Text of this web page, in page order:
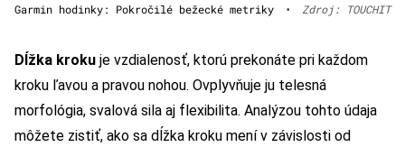
Garmin hodinky: Pokročilé bežecké metriky • Zdroj: TOUCHIT
Dĺžka kroku je vzdialenosť, ktorú prekonáte pri každom
kroku ľavou a pravou nohou. Ovplyvňuje ju telesná
morfológia, svalová sila aj flexibilita. Analýzou tohto údaja
môžete zistiť, ako sa dĺžka kroku mení v závislosti od